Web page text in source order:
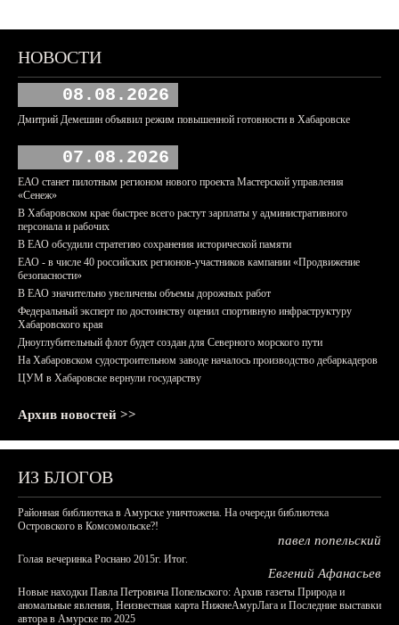
НОВОСТИ
08.08.2026
Дмитрий Демешин объявил режим повышенной готовности в Хабаровске
07.08.2026
ЕАО станет пилотным регионом нового проекта Мастерской управления
«Сенеж»
В Хабаровском крае быстрее всего растут зарплаты у административного
персонала и рабочих
В ЕАО обсудили стратегию сохранения исторической памяти
ЕАО - в числе 40 российских регионов-участников кампании «Продвижение
безопасности»
В ЕАО значительно увеличены объемы дорожных работ
Федеральный эксперт по достоинству оценил спортивную инфраструктуру
Хабаровского края
Дноуглубительный флот будет создан для Северного морского пути
На Хабаровском судостроительном заводе началось производство дебаркадеров
ЦУМ в Хабаровске вернули государству
Архив новостей >>
ИЗ БЛОГОВ
Районная библиотека в Амурске уничтожена. На очереди библиотека
Островского в Комсомольске?!
павел попельский
Голая вечеринка Роснано 2015г. Итог.
Евгений Афанасьев
Новые находки Павла Петровича Попельского: Архив газеты Природа и
аномальные явления, Неизвестная карта НижнеАмурЛага и Последние выставки
автора в Амурске по 2025